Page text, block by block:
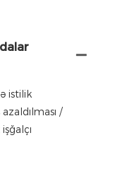
istilik
azaldılması /